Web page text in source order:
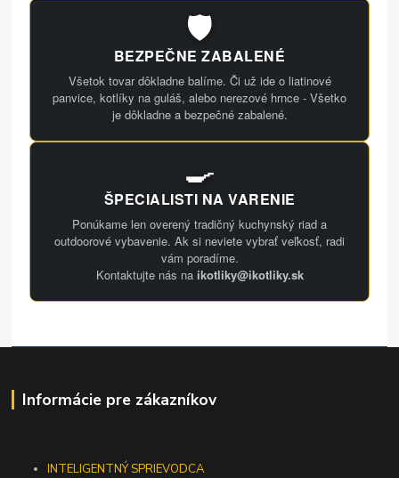
🛡️
BEZPEČNE ZABALENÉ
Všetok tovar dôkladne balíme. Či už ide o liatinové
panvice, kotlíky na guláš, alebo nerezové hrnce - Všetko
je dôkladne a bezpečné zabalené.
🍳
ŠPECIALISTI NA VARENIE
Ponúkame len overený tradičný kuchynský riad a
outdoorové vybavenie. Ak si neviete vybrať veľkosť, radi
vám poradíme.
Kontaktujte nás na ikotliky@ikotliky.sk
Informácie pre zákazníkov
INTELIGENTNÝ SPRIEVODCA